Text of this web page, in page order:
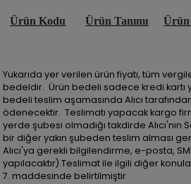
Ürün Kodu Ürün Tanımı Ürün
Yukarıda yer verilen ürün fiyatı, tüm
bedeldir. Ürün bedeli sadece kredi kartı
bedeli teslim aşamasında Alıcı
ödenecektir. Teslimatı yapacak kargo
yerde şubesi olmadığı takdirde Alıcı'nın
bir diğer yakın şubeden teslim alması
Alıcı'ya gerekli bilgilendirme, e-posta,
yapılacaktır).Teslimat ile ilgili diğer
7. maddesinde belirtilmiştir